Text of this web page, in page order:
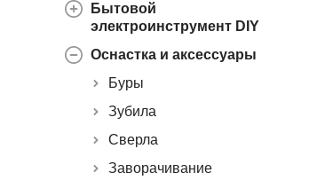
Бытовой
электроинструмент DIY
Оснастка и аксессуары
Буры
Зубила
Сверла
Заворачивание